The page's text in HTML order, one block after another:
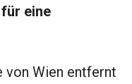
eine
von Wien entfernt